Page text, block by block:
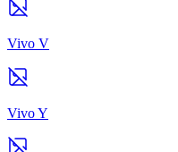
Vivo V
Vivo Y